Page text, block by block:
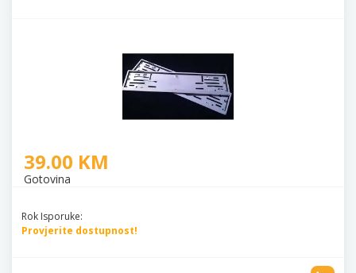
39.00 KM
Gotovina
Rok Isporuke:
Provjerite dostupnost!